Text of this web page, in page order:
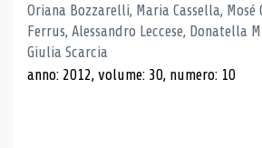
Oriana Bozzarelli, Maria Cassella, Mosé
Ferrus, Alessandro Leccese, Donatella
Giulia Scarcia
anno: 2012, volume: 30, numero: 10